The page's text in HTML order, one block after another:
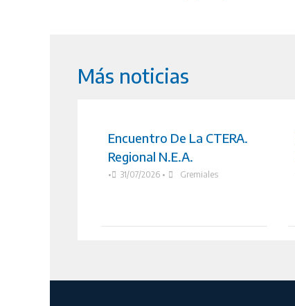
Más noticias
Encuentro De La CTERA.
Regional N.E.A.
• 31/07/2026 • Gremiales